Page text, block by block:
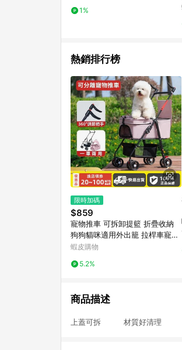
1%
熱銷排行榜
限時加碼
$859
寵物推車 可拆卸提籃 折疊收納
狗狗貓咪適用外出籠 拉桿車寵物
推車狗推車貓咪推車可折疊寵物
蝦皮購物
5.2%
商品描述
上蓋可拆 材質好清理